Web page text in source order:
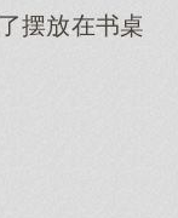
摆放在书桌